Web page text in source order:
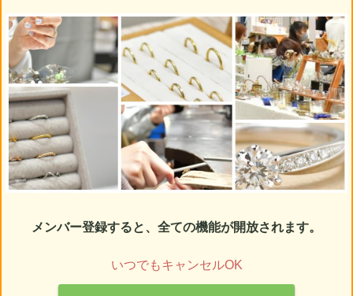
メンバー登録すると、全ての機能が開放されます。
いつでもキャンセルOK